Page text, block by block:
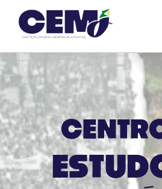
para
o
conteúdo